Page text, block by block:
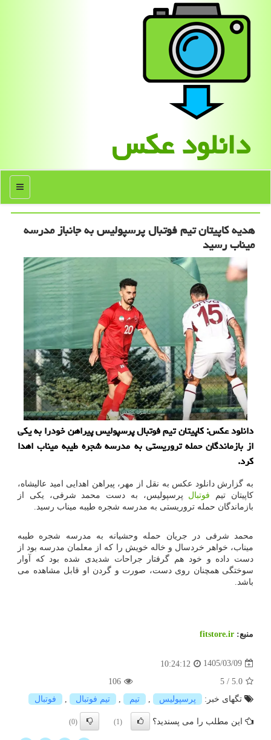
دانلود عكس
منو
هدیه کاپیتان تیم فوتبال پرسپولیس به جانباز مدرسه
میناب رسید
دانلود عکس: کاپیتان تیم فوتبال پرسپولیس پیراهن خودرا به یکی
از بازماندگان حمله تروریستی به مدرسه شجره طیبه میناب اهدا
کرد.
به گزارش دانلود عکس به نقل از مهر، پیراهن اهدایی امید عالیشاه،
کاپیتان تیم فوتبال پرسپولیس، به دست محمد شرفی، یکی از
بازماندگان حمله تروریستی به مدرسه شجره طیبه میناب رسید.
محمد شرفی در جریان حمله وحشیانه به مدرسه شجره طیبه
میناب، خواهر خردسال و خاله خویش را که از معلمان مدرسه بود از
دست داده و خود هم گرفتار جراحات شدیدی شده بود که آوار
سوختگی همچنان روی دست، صورت و گردن او قابل مشاهده می
باشد.
منبع: fitstore.ir
1405/03/09
10:24:12
5.0
/
5
106
تگهای خبر:
پرسپولیس , تیم , تیم فوتبال , فوتبال
این مطلب را می پسندید؟ (1)
(0)